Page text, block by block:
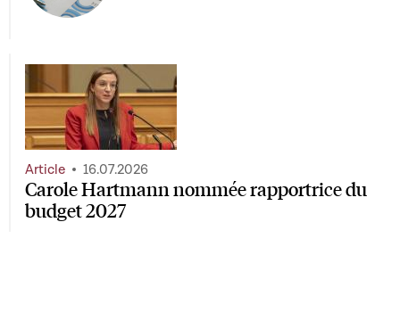
Carole Hartmann nommée rapportrice du
budget 2027
Article 16.07.2026